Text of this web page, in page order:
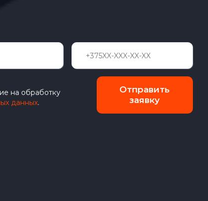
на обработку
данных.
Отправить
заявку